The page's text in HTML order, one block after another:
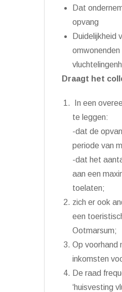
Dat
opvang
Duidelijkheid
Draagt het
In een
te leggen:
-dat de
periode van
-dat het
aan een
toelaten;
zich er ook
een
Ootmarsum;
Op voorhand
inkomsten
De raad
‘huisvesting